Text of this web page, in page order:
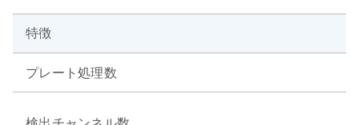
特徴
プレート処理数